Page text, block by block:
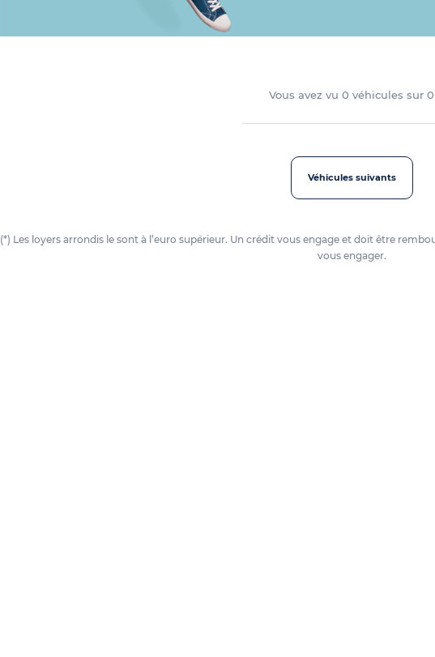
Vous avez vu 0véhicules sur0
Véhicules suivants
(*) Les loyers arrondis le sont à l’euro supérieur. Un crédit vous engage et doit être
vous engager.